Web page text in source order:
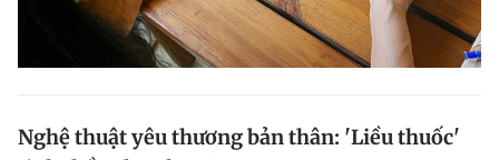
Nghệ thuật yêu thương bản thân: 'Liều thuốc'